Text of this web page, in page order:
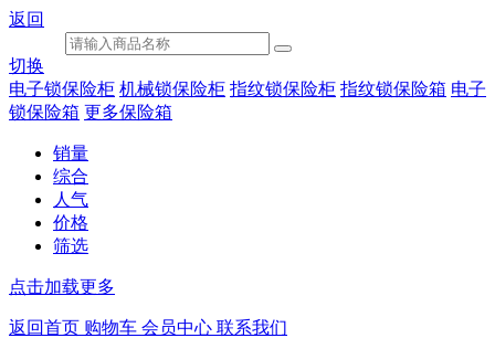
返回
切换
电子锁保险柜 机械锁保险柜 指纹锁保险柜 指纹锁保险箱 电子
锁保险箱 更多保险箱
销量
综合
人气
价格
筛选
点击加载更多
返回首页 购物车 会员中心 联系我们